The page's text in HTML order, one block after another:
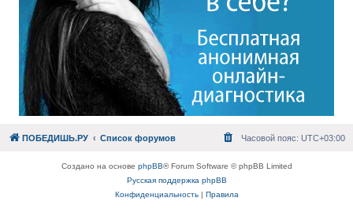
ПОБЕДИШЬ.РУ Список форумов Часовой пояс: UTC+03:00
Создано на основе phpBB® Forum Software © phpBB Limited
Русская поддержка phpBB
Конфиденциальность| Правила